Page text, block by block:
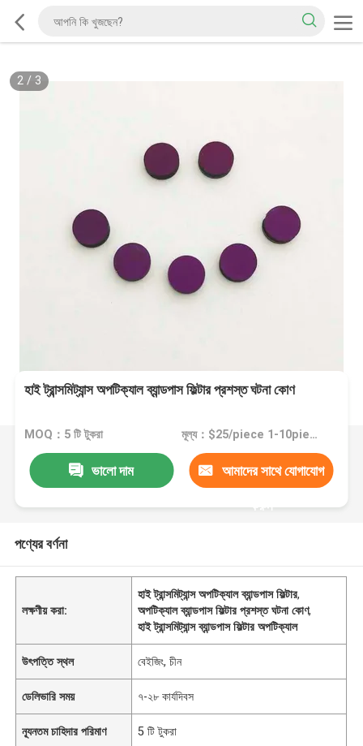
2/ 3
হাই ট্রান্সমিট্যান্স অপটিক্যাল ব্যান্ডপাস ফিল্টার প্রশস্ত ঘটনা কোণ
MOQ：5 টি টুকরা মূল্য：$25/piece 1-10piece; $20/piece 11-50pieces; $15piece >=51pieces
ভালো দাম আমাদের সাথে যোগাযোগ
করুন
পণ্যের বর্ণনা
লক্ষণীয় করা:
হাই ট্রান্সমিট্যান্স অপটিক্যাল ব্যান্ডপাস ফিল্টার,
অপটিক্যাল ব্যান্ডপাস ফিল্টার প্রশস্ত ঘটনা কোণ,
হাই ট্রান্সমিট্যান্স ব্যান্ডপাস ফিল্টার অপটিক্যাল
উৎপত্তি স্থল বেইজিং, চীন
ডেলিভারি সময় ৭-২৮ কার্যদিবস
ন্যূনতম চাহিদার পরিমাণ 5 টি টুকরা